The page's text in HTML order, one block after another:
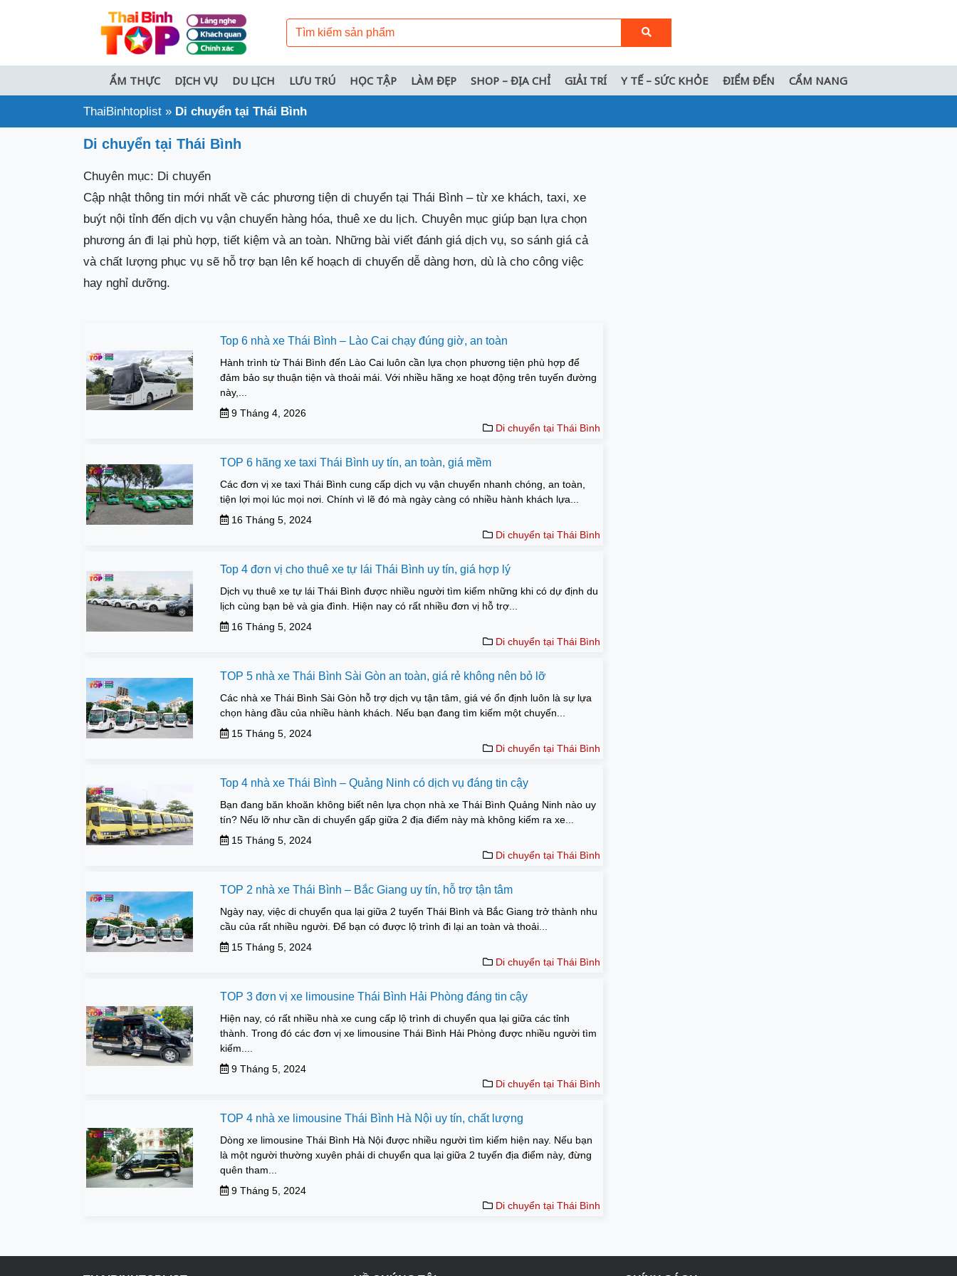
ẨM THỰC DỊCH VỤ DU LỊCH LƯU TRÚ HỌC TẬP LÀM ĐẸP SHOP – ĐỊA CHỈ GIẢI TRÍ Y TẾ – SỨC KHỎE ĐIỂM ĐẾN CẨM NANG
ThaiBinhtoplist » Di chuyển tại Thái Bình
Di chuyển tại Thái Bình
Chuyên mục: Di chuyển
Cập nhật thông tin mới nhất về các phương tiện di chuyển tại Thái Bình – từ xe khách, taxi, xe
buýt nội tỉnh đến dịch vụ vận chuyển hàng hóa, thuê xe du lịch. Chuyên mục giúp bạn lựa chọn
phương án đi lại phù hợp, tiết kiệm và an toàn. Những bài viết đánh giá dịch vụ, so sánh giá cả
và chất lượng phục vụ sẽ hỗ trợ bạn lên kế hoạch di chuyển dễ dàng hơn, dù là cho công việc
hay nghỉ dưỡng.
Top 6 nhà xe Thái Bình – Lào Cai chạy đúng giờ, an toàn
Hành trình từ Thái Bình đến Lào Cai luôn cần lựa chọn phương tiện phù hợp để
đảm bảo sự thuận tiện và thoải mái. Với nhiều hãng xe hoạt động trên tuyến đường
này,...
9 Tháng 4, 2026
Di chuyển tại Thái Bình
TOP 6 hãng xe taxi Thái Bình uy tín, an toàn, giá mềm
Các đơn vị xe taxi Thái Bình cung cấp dịch vụ vận chuyển nhanh chóng, an toàn,
tiện lợi mọi lúc mọi nơi. Chính vì lẽ đó mà ngày càng có nhiều hành khách lựa...
16 Tháng 5, 2024
Di chuyển tại Thái Bình
Top 4 đơn vị cho thuê xe tự lái Thái Bình uy tín, giá hợp lý
Dịch vụ thuê xe tự lái Thái Bình được nhiều người tìm kiếm những khi có dự định du
lịch cùng bạn bè và gia đình. Hiện nay có rất nhiều đơn vị hỗ trợ...
16 Tháng 5, 2024
Di chuyển tại Thái Bình
TOP 5 nhà xe Thái Bình Sài Gòn an toàn, giá rẻ không nên bỏ lỡ
Các nhà xe Thái Bình Sài Gòn hỗ trợ dịch vụ tận tâm, giá vé ổn định luôn là sự lựa
chọn hàng đầu của nhiều hành khách. Nếu bạn đang tìm kiếm một chuyến...
15 Tháng 5, 2024
Di chuyển tại Thái Bình
Top 4 nhà xe Thái Bình – Quảng Ninh có dịch vụ đáng tin cậy
Bạn đang băn khoăn không biết nên lựa chọn nhà xe Thái Bình Quảng Ninh nào uy
tín? Nếu lỡ như cần di chuyển gấp giữa 2 địa điểm này mà không kiếm ra xe...
15 Tháng 5, 2024
Di chuyển tại Thái Bình
TOP 2 nhà xe Thái Bình – Bắc Giang uy tín, hỗ trợ tận tâm
Ngày nay, việc di chuyển qua lại giữa 2 tuyến Thái Bình và Bắc Giang trở thành nhu
cầu của rất nhiều người. Để bạn có được lộ trình đi lại an toàn và thoải...
15 Tháng 5, 2024
Di chuyển tại Thái Bình
TOP 3 đơn vị xe limousine Thái Bình Hải Phòng đáng tin cậy
Hiện nay, có rất nhiều nhà xe cung cấp lộ trình di chuyển qua lại giữa các tỉnh
thành. Trong đó các đơn vị xe limousine Thái Bình Hải Phòng được nhiều người tìm
kiếm....
9 Tháng 5, 2024
Di chuyển tại Thái Bình
TOP 4 nhà xe limousine Thái Bình Hà Nội uy tín, chất lượng
Dòng xe limousine Thái Bình Hà Nội được nhiều người tìm kiếm hiện nay. Nếu bạn
là một người thường xuyên phải di chuyển qua lại giữa 2 tuyến địa điểm này, đừng
quên tham...
9 Tháng 5, 2024
Di chuyển tại Thái Bình